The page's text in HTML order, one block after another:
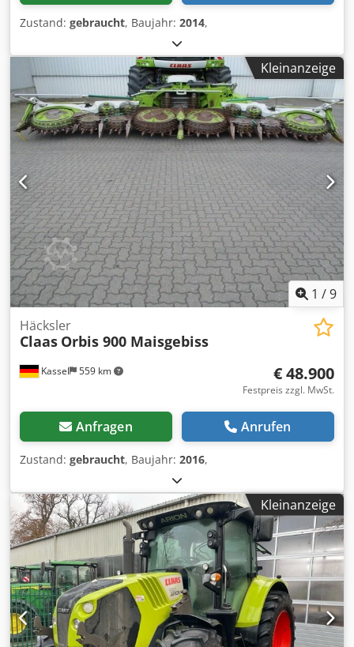
Zustand: gebraucht, Baujahr: 2014,
Kleinanzeige
1 /9
Kassel 559 km
Häcksler
Claas Orbis 900 Maisgebiss
€ 48.900
Festpreis zzgl. MwSt.
Anfragen Anrufen
Zustand: gebraucht, Baujahr: 2016,
Kleinanzeige